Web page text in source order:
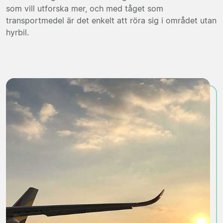
som vill utforska mer, och med tåget som
transportmedel är det enkelt att röra sig i området utan
hyrbil.